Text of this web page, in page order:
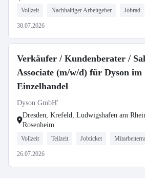
Vollzeit Nachhaltiger Arbeitgeber Jobrad
30.07.2026
Verkäufer / Kundenberater /
Associate (m/w/d) für Dyson im
Einzelhandel
Dyson GmbH'
Dresden, Krefeld, Ludwigshafen am
Rosenheim
Vollzeit Teilzeit Jobticket
26.07.2026